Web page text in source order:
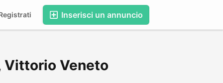
Inserisci un annuncio
Vittorio Veneto